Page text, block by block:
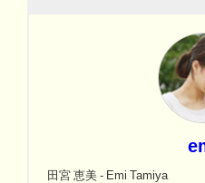
田宮 恵美 - Emi Tamiya